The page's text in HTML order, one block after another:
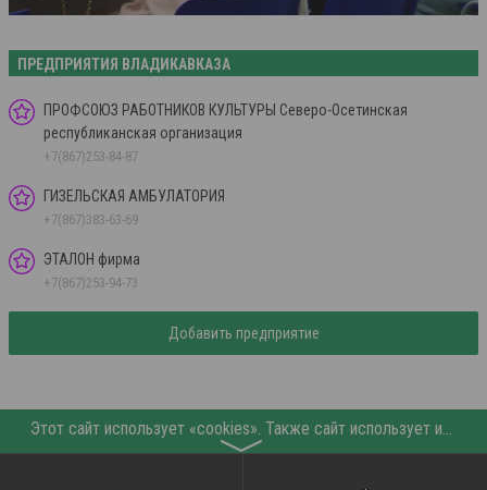
ПРЕДПРИЯТИЯ ВЛАДИКАВКАЗА
ПРОФСОЮЗ РАБОТНИКОВ КУЛЬТУРЫ Северо-Осетинская
республиканская организация
+7(867)253-84-87
ГИЗЕЛЬСКАЯ АМБУЛАТОРИЯ
+7(867)383-63-69
ЭТАЛОН фирма
+7(867)253-94-73
Добавить предприятие
Этот сайт использует «cookies». Также сайт использует интернет-сервис для сбора технических данных касательно посетителей с целью получения маркетинговой и статистической информации. Условия обработки данных посетителей сайта см.
〉